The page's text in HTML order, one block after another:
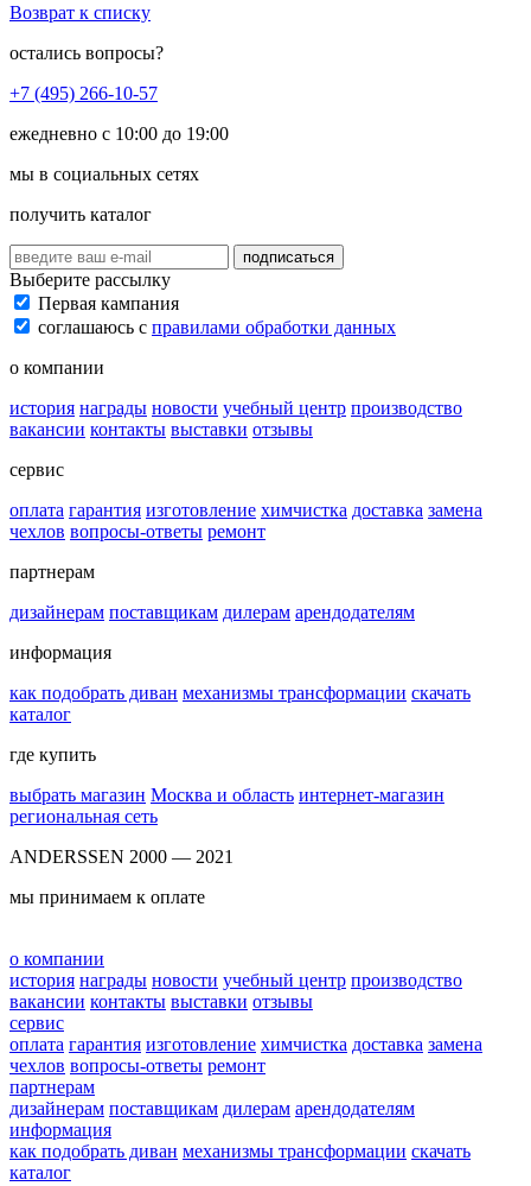
Возврат к списку
остались вопросы?
+7 (495) 266-10-57
ежедневно с 10:00 до 19:00
мы в социальных сетях
получить каталог
подписаться
Выберите рассылку
Первая кампания
соглашаюсь с правилами обработки данных
о компании
история награды новости учебный центр производство
вакансии контакты выставки отзывы
сервис
оплата гарантия изготовление химчистка доставка замена
чехлов вопросы-ответы ремонт
партнерам
дизайнерам поставщикам дилерам арендодателям
информация
как подобрать диван механизмы трансформации скачать
каталог
где купить
выбрать магазин Москва и область интернет-магазин
региональная сеть
ANDERSSEN 2000 — 2021
мы принимаем к оплате
о компании
история награды новости учебный центр производство
вакансии контакты выставки отзывы
сервис
оплата гарантия изготовление химчистка доставка замена
чехлов вопросы-ответы ремонт
партнерам
дизайнерам поставщикам дилерам арендодателям
информация
как подобрать диван механизмы трансформации скачать
каталог